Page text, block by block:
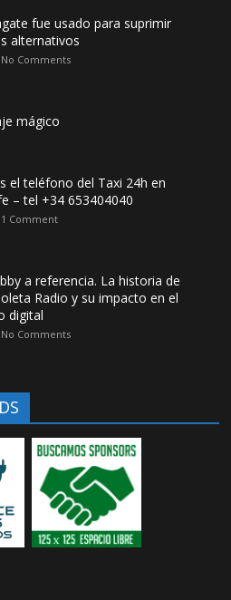
fue usado para suprimir
alternativos
No Comments
mágico
el teléfono del Taxi 24h en
– tel +34 653404040
1 Comment
a referencia. La historia de
Radio y su impacto en el
digital
No Comments